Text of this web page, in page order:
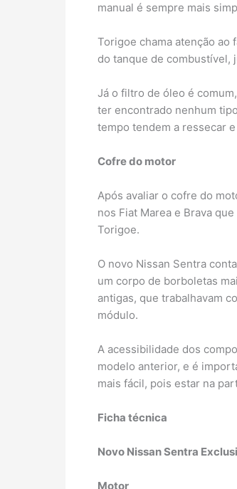
manual é sempre mais
Torigoe chama atenção
do tanque de combustível,
Já o filtro de óleo é
ter encontrado nenhum
tempo tendem a ressecar
Cofre do motor
Após avaliar o cofre do
nos Fiat Marea e Brava
Torigoe.
O novo Nissan Sentra
um corpo de borboletas
antigas, que trabalhavam
módulo.
A acessibilidade dos
modelo anterior, e é
mais fácil, pois estar na
Ficha técnica
Novo Nissan Sentra
Motor